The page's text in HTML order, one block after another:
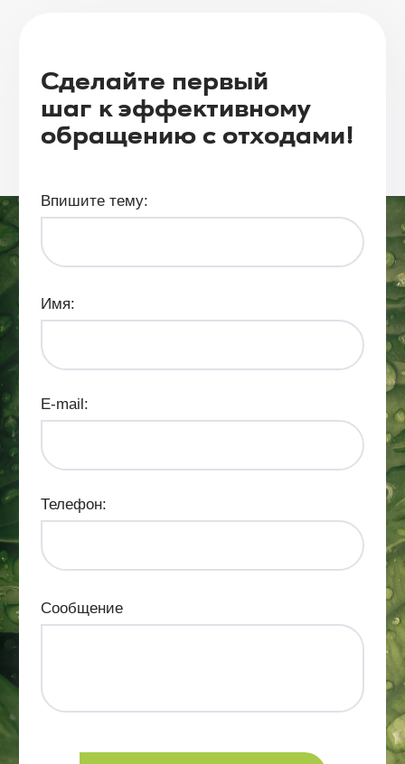
Ваша корзина пуста
Перейти в каталог
Сделайте первый
шаг к эффективному
обращению с отходами!
Впишите тему:
Имя:
E-mail:
Телефон:
Сообщение